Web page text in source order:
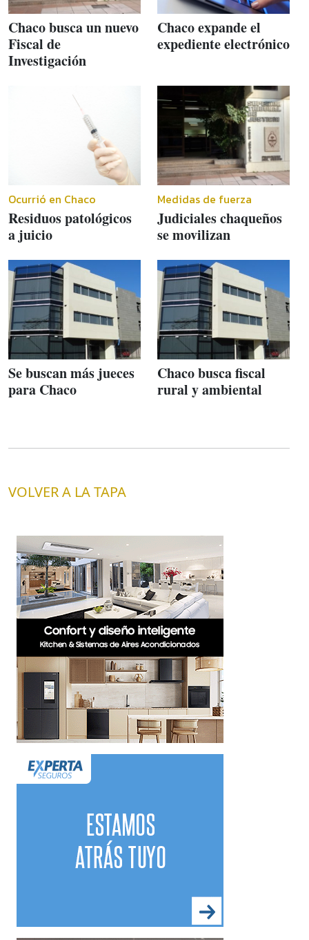
Chaco busca un nuevo
Fiscal de
Investigación
Chaco expande el
expediente electrónico
Ocurrió en Chaco
Residuos patológicos
a juicio
Medidas de fuerza
Judiciales chaqueños
se movilizan
Se buscan más jueces
para Chaco
Chaco busca fiscal
rural y ambiental
VOLVER A LA TAPA